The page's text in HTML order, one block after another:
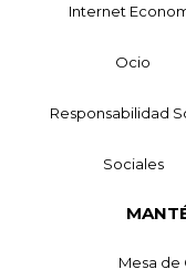
Internet
Ocio
Responsabilidad
Sociales
Mesa de